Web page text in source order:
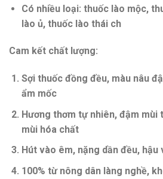
Có nhiều loại: thuốc lào mộc,
lào ủ, thuốc lào thái ch
Cam kết chất lượng:
Sợi thuốc đồng đều, màu nâu
ẩm mốc
Hương thơm tự nhiên, đậm mùi
mùi hóa chất
Hút vào êm, nặng dần đều,
100% từ nông dân làng nghề,